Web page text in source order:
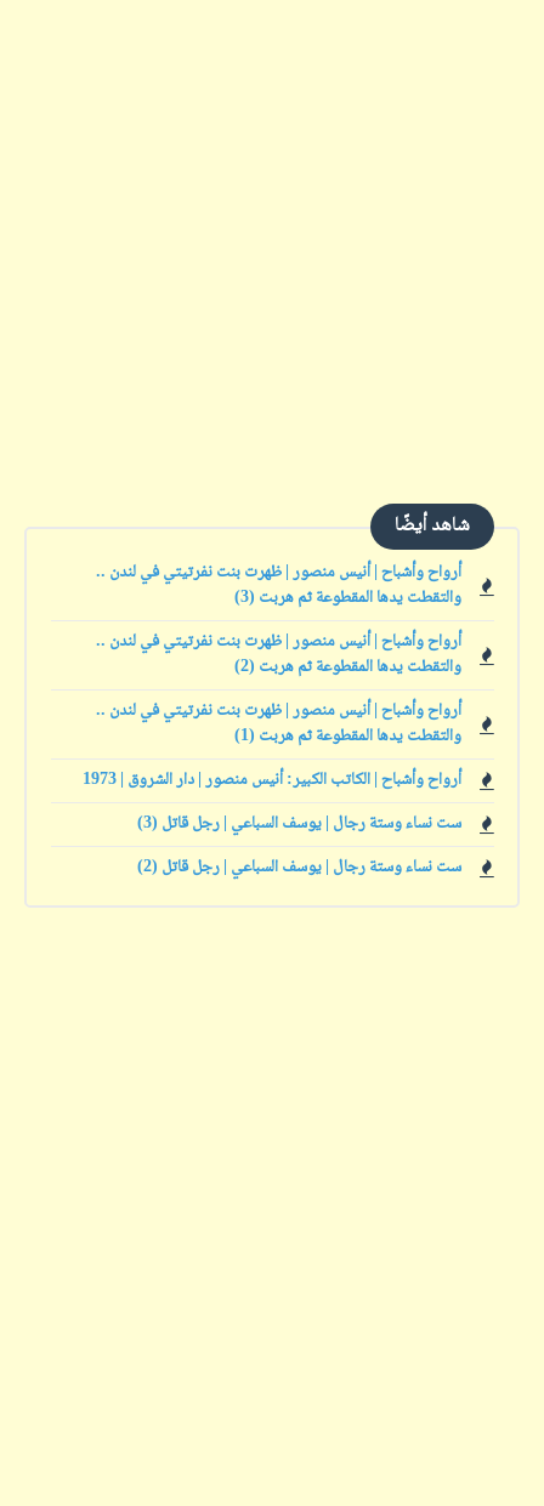
شاهد أيضًا
أرواح وأشباح | أنيس منصور | ظهرت بنت نفرتيتي في لندن ..
والتقطت يدها المقطوعة ثم هربت (3)
أرواح وأشباح | أنيس منصور | ظهرت بنت نفرتيتي في لندن ..
والتقطت يدها المقطوعة ثم هربت (2)
أرواح وأشباح | أنيس منصور | ظهرت بنت نفرتيتي في لندن ..
والتقطت يدها المقطوعة ثم هربت (1)
أرواح وأشباح | الكاتب الكبير: أنيس منصور | دار الشروق | 1973
ست نساء وستة رجال | يوسف السباعي | رجل قاتل (3)
ست نساء وستة رجال | يوسف السباعي | رجل قاتل (2)